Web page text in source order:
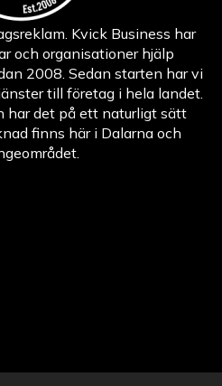
Kvick Business har
och organisationer hjälp
2008. Sedan starten har vi
till företag i hela landet.
har det på ett naturligt sätt
finns här i Dalarna och